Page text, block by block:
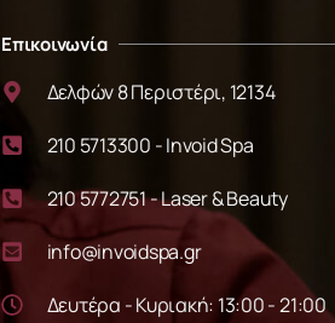
Επικοινωνία
Δελφών 8 Περιστέρι, 12134
210 5713300 - Invoid Spa
210 5772751 - Laser & Beauty
info@invoidspa.gr
Δευτέρα - Κυριακή: 13:00 - 21:00